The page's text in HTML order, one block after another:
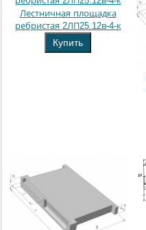
Лестничная площадка
ребристая 2ЛП25.12в-4-к
Купить